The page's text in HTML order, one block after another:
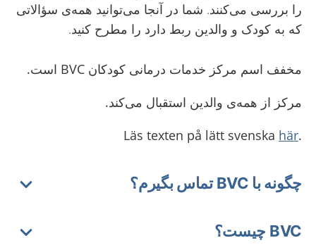
را بررسی می‌کنند. شما در آنجا می‌توانید همه‌ی سؤالاتی
که به کودک و والدین ربط دارد را مطرح کنید.
مخفف اسم مرکز خدمات درمانی کودکان BVC است.
مرکز از همه‌ی والدین استقبال می‌کند.
.Läs texten på lätt svenska
här
چگونه با BVC تماس بگیرم؟
BVC چیست؟